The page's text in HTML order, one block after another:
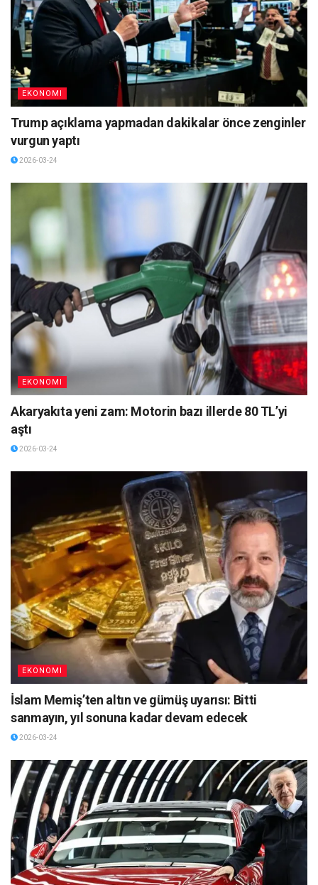
EKONOMI
Trump açıklama yapmadan dakikalar önce zenginler
vurgun yaptı
2026-03-24
EKONOMI
Akaryakıta yeni zam: Motorin bazı illerde 80 TL’yi
aştı
2026-03-24
EKONOMI
İslam Memiş’ten altın ve gümüş uyarısı: Bitti
sanmayın, yıl sonuna kadar devam edecek
2026-03-24